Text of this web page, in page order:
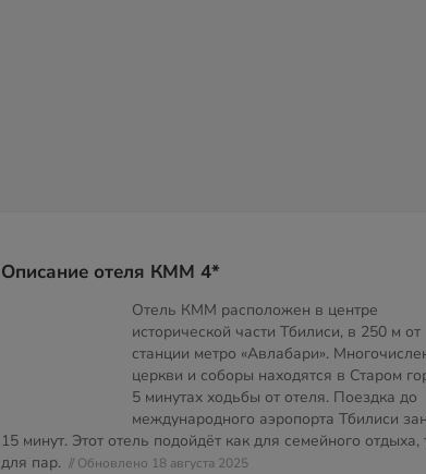
Описание отеля КММ 4*
Отель КММ расположен в центре
исторической части Тбилиси, в 250 м от
станции метро «Авлабари».
церкви и соборы находятся в Старом
5 минутах ходьбы от отеля. Поездка до
международного аэропорта Тбилиси
15 минут. Этот отель подойдёт как для семейного отдыха,
для пар. // Обновлено 18 августа 2025